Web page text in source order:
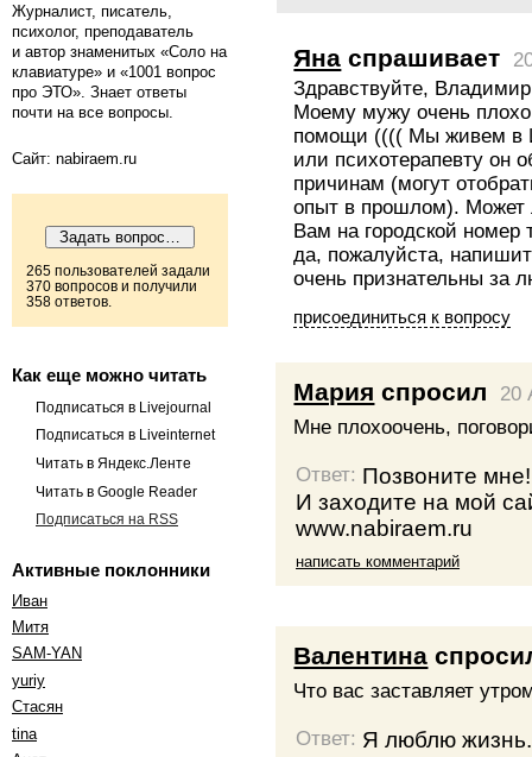
Журналист, писатель,
психолог, преподаватель
и автор знаменитых «Соло на
клавиатуре» и «1001 вопрос
про ЭТО». Знает ответы
почти на все вопросы.
Сайт: nabiraem.ru
265 пользователей задали
370 вопросов и получили
358 ответов.
Как еще можно читать
Подписаться в Livejournal
Подписаться в Liveinternet
Читать в Яндекс.Ленте
Читать в Google Reader
Подписаться на RSS
Активные поклонники
Иван
Митя
SAM-YAN
yuriy
Стасян
tina
Яна спрашивает
Здравствуйте,
Моему мужу очень
помощи (((( Мы живем в
или психотерапевту он
причинам (могут
опыт в прошлом). Может
Вам на городской
да, пожалуйста,
очень признательны за
присоединиться к вопросу
Мария спросил
20
Мне плохоочень,
Ответ: Позвоните
И заходите на мой
www.nabiraem.ru
написать комментарий
Валентина
Что вас заставляет
Ответ: Я люблю